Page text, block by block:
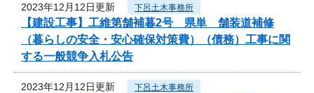
2023年12月12日更新 下呂土木事務所
【建設工事】工維第舗補暮2号 県単 舗装道補修
（暮らしの安全・安心確保対策費）（債務）工事に関
する一般競争入札公告
2023年12月12日更新 下呂土木事務所